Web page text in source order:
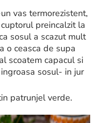
vas termorezistent,
preincalzit la
sosul a scazut mult
o ceasca de supa
scoatem capacul si
sosul- in jur
patrunjel verde.